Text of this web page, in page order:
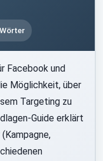
Facebook und
Möglichkeit, über
Targeting zu
Guide erklärt